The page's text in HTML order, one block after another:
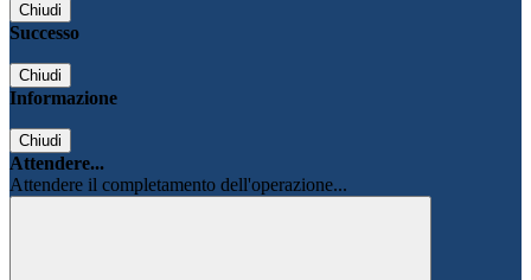
Chiudi
Successo
Chiudi
Informazione
Chiudi
Attendere...
Attendere il completamento dell'operazione...